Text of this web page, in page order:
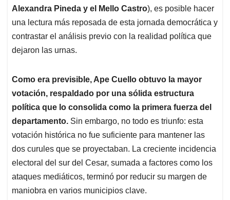
Alexandra Pineda y el Mello Castro), es posible hacer
una lectura más reposada de esta jornada democrática y
contrastar el análisis previo con la realidad política que
dejaron las urnas.
Como era previsible, Ape Cuello obtuvo la mayor
votación, respaldado por una sólida estructura
política que lo consolida como la primera fuerza del
departamento. Sin embargo, no todo es triunfo: esta
votación histórica no fue suficiente para mantener las
dos curules que se proyectaban. La creciente incidencia
electoral del sur del Cesar, sumada a factores como los
ataques mediáticos, terminó por reducir su margen de
maniobra en varios municipios clave.